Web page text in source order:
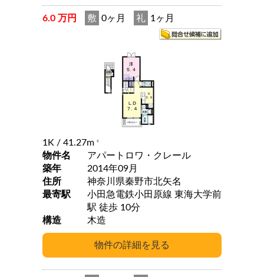
6.0 万円 敷 0ヶ月 礼 1ヶ月
1K / 41.27m 2
物件名
アパートロワ・クレール
築年
2014年09月
住所
神奈川県秦野市北矢名
最寄駅
小田急電鉄小田原線 東海大学前
駅 徒歩 10分
構造
木造